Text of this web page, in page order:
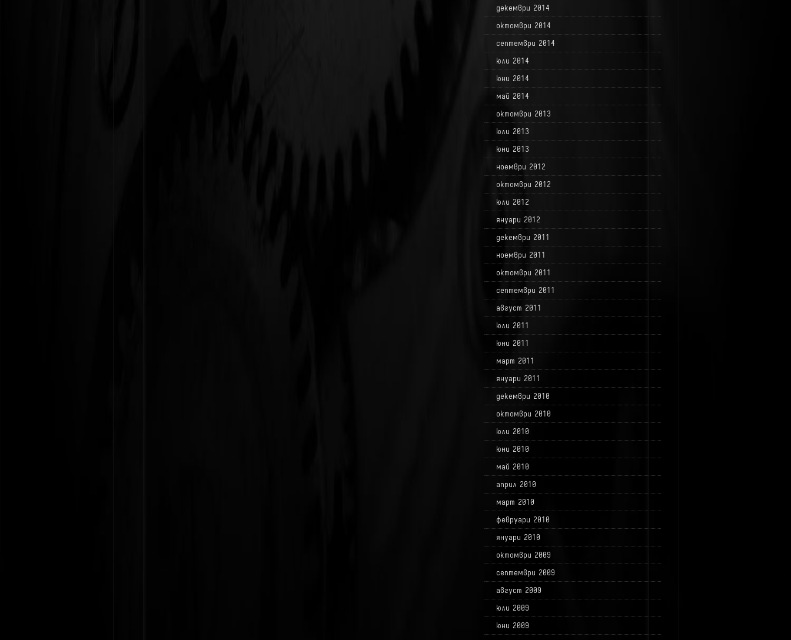
декември 2014
октомври 2014
септември 2014
юли 2014
юни 2014
май 2014
октомври 2013
юли 2013
юни 2013
ноември 2012
октомври 2012
юли 2012
януари 2012
декември 2011
ноември 2011
октомври 2011
септември 2011
август 2011
юли 2011
юни 2011
март 2011
януари 2011
декември 2010
октомври 2010
юли 2010
юни 2010
май 2010
април 2010
март 2010
февруари 2010
януари 2010
октомври 2009
септември 2009
август 2009
юли 2009
юни 2009